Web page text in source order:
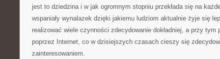
jest to dziedzina i w jak ogromnym stopniu przekłada się na
wspaniały wynalazek dzięki jakiemu ludziom aktualnie żyje się
realizować wiele czynności zdecydowanie dokładniej, a przy
poprzez Internet, co w dzisiejszych czasach cieszy się
zainteresowaniem.